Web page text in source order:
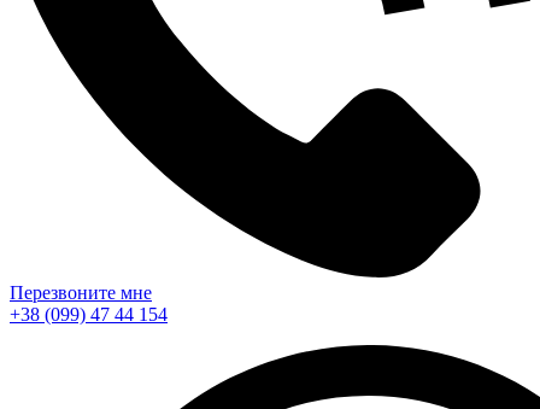
Перезвоните мне
+38 (099) 47 44 154